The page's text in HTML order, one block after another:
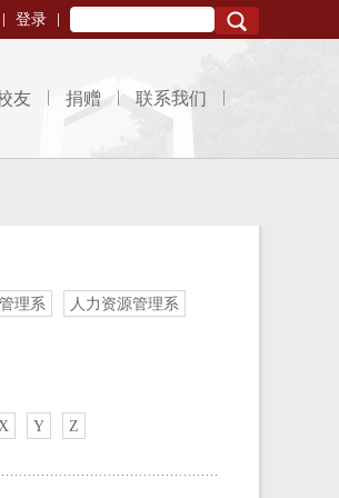
登录
友 捐赠 联系我们
理系
人力资源管理系
Y Z